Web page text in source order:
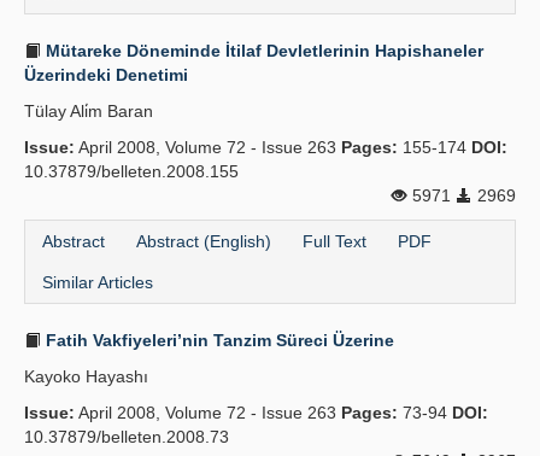
Mütareke Döneminde İtilaf Devletlerinin Hapishaneler
Üzerindeki Denetimi
Tülay Ali̇m Baran
Issue: April 2008, Volume 72 - Issue 263 Pages: 155-174 DOI:
10.37879/belleten.2008.155
5971
2969
Abstract Abstract (English) Full Text PDF
Similar Articles
Fatih Vakfiyeleri’nin Tanzim Süreci Üzerine
Kayoko Hayashı
Issue: April 2008, Volume 72 - Issue 263 Pages: 73-94 DOI:
10.37879/belleten.2008.73